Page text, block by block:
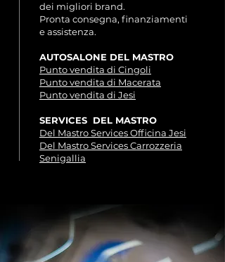
dei migliori brand.
Pronta consegna, finanziamenti
e assistenza.
AUTOSALONE DEL MASTRO
Punto vendita di Cingoli
Punto vendita di Macerata
Punto vendita di Jesi
SERVICES DEL MASTRO
Del Mastro Services Officina Jesi
Del Mastro Services Carrozzeria
Senigallia